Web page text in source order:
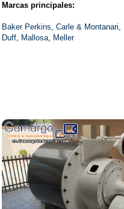
Marcas principales:
Baker Perkins, Carle & Montanari,
Duff, Mallosa, Meller